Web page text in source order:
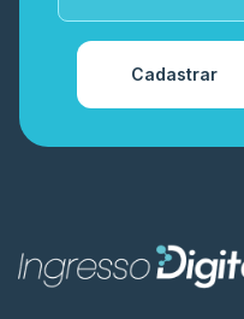
Cadastrar